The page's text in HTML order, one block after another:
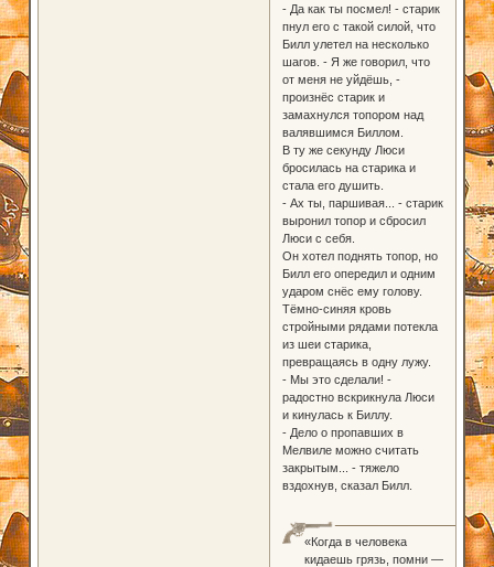
- Да как ты посмел! - старик
пнул его с такой силой, что
Билл улетел на несколько
шагов. - Я же говорил, что
от меня не уйдёшь, -
произнёс старик и
замахнулся топором над
валявшимся Биллом.
В ту же секунду Люси
бросилась на старика и
стала его душить.
- Ах ты, паршивая... - старик
выронил топор и сбросил
Люси с себя.
Он хотел поднять топор, но
Билл его опередил и одним
ударом снёс ему голову.
Тёмно-синяя кровь
стройными рядами потекла
из шеи старика,
превращаясь в одну лужу.
- Мы это сделали! -
радостно вскрикнула Люси
и кинулась к Биллу.
- Дело о пропавших в
Мелвиле можно считать
закрытым... - тяжело
вздохнув, сказал Билл.
«Когда в человека
кидаешь грязь, помни —